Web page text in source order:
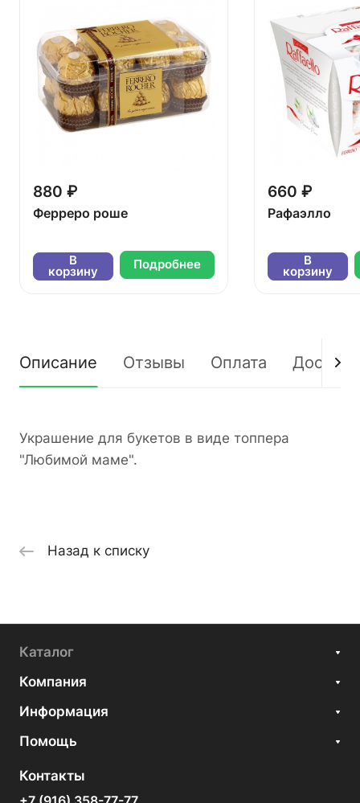
880 ₽
Ферреро роше
В
корзину Подробнее
660 ₽
Рафаэлло
В
корзину
Описание Отзывы Оплата
Украшение для букетов в виде топпера
"Любимой маме".
Назад к списку
Каталог
Компания
Информация
Помощь
Контакты